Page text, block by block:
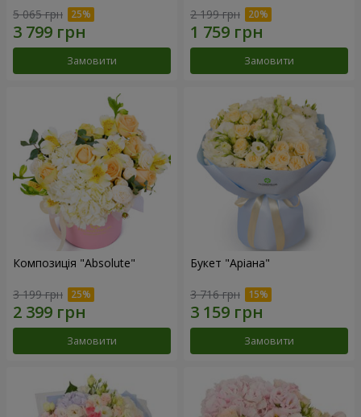
5 065 грн
Замовити
2 199 грн
Замовити
Композиція "Absolute"
3 199 грн
Замовити
Букет "Аріана"
3 716 грн
Замовити